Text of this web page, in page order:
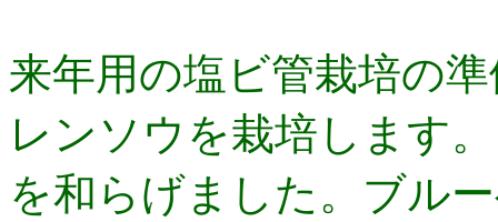
来年用の塩ビ管栽培の
レンソウを栽培します
を和らげました。ブル